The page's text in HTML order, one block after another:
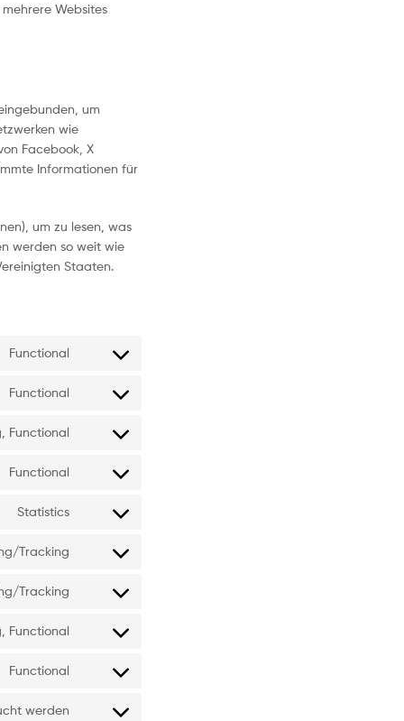
Websites
um
wie
Facebook, X
Informationen für
um zu lesen, was
werden so weit wie
Staaten.
Functional
Functional
Functional
Functional
Statistics
Tracking
Tracking
Functional
Functional
werden